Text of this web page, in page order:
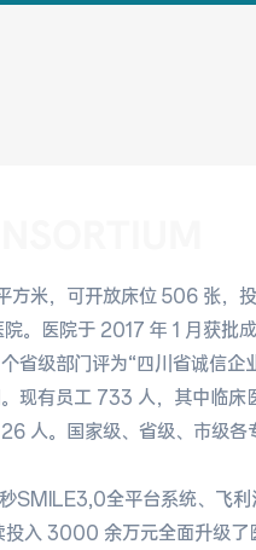
米，可开放床位 506 张，
。医院于 2017 年 1 月获批
省级部门评为“四川省诚信
现有员工 733 人，其中临
人。国家级、省级、市级各
全平台系统、飞利
入 3000 余万元全面升级了